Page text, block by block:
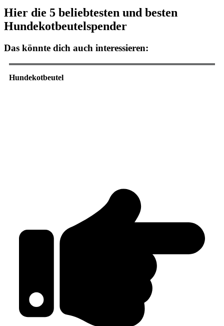
Hier die 5 beliebtesten und besten
Hundekotbeutelspender
Das könnte dich auch interessieren:
Hundekotbeutel